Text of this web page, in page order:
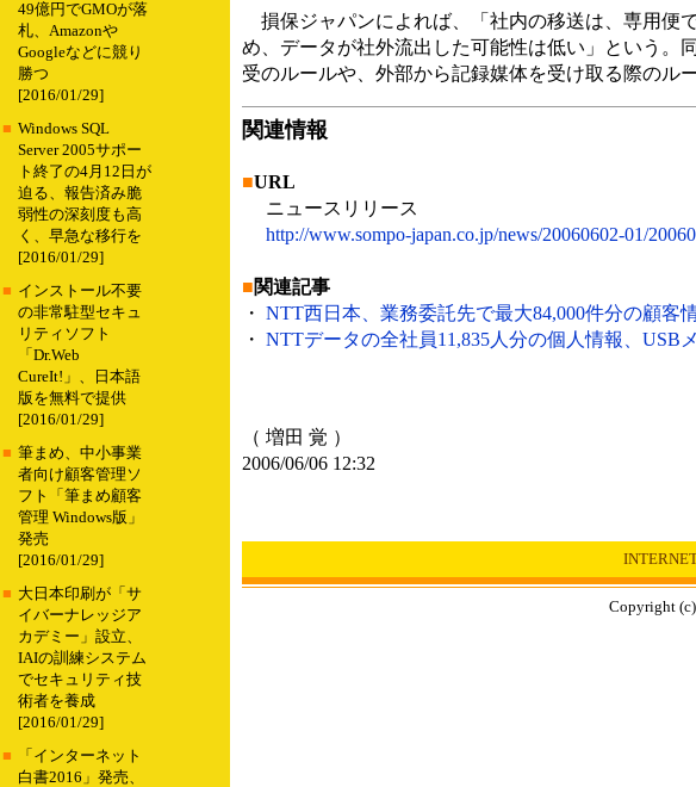
49億円でGMOが落
札、Amazonや
Googleなどに競り
勝つ
[2016/01/29]
■ Windows SQL
Server 2005サポー
ト終了の4月12日が
迫る、報告済み脆
弱性の深刻度も高
く、早急な移行を
[2016/01/29]
■ インストール不要
の非常駐型セキュ
リティソフト
「Dr.Web
CureIt!」、日本語
版を無料で提供
[2016/01/29]
■ 筆まめ、中小事業
者向け顧客管理ソ
フト「筆まめ顧客
管理 Windows版」
発売
[2016/01/29]
■ 大日本印刷が「サ
イバーナレッジア
カデミー」設立、
IAIの訓練システム
でセキュリティ技
術者を養成
[2016/01/29]
■
「インターネット
白書2016」発売、
損保ジャパンによれば、「社内の移送は、専用便
め、データが社外流出した可能性は低い」という。
受のルールや、外部から記録媒体を受け取る際のル
関連情報
■URL
ニュースリリース
http://www.sompo-japan.co.jp/news/20060602-01/
■関連記事
・ NTT西日本、業務委託先で最大84,000件分の顧客
・ NTTデータの全社員11,835人分の個人情報、USB
（ 増田 覚 ）
2006/06/06 12:32
Copyright (c)